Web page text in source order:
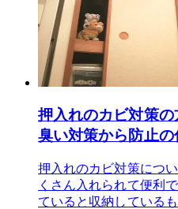
押入れのカビ対策
臭い対策から防止
押入れのカビ対策につ
くさん入れられて便利
ていると収納している